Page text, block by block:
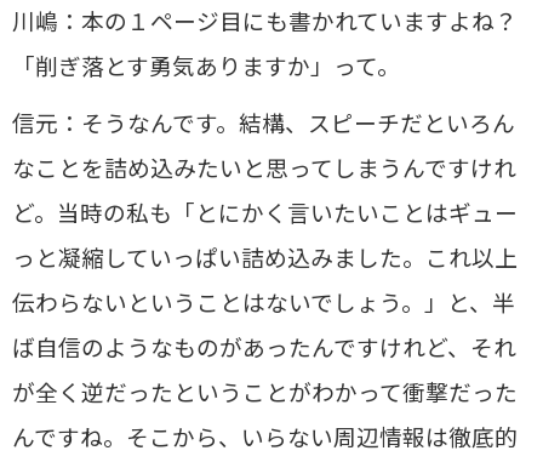
川嶋：本の１ページ目にも書かれていますよね？
「削ぎ落とす勇気ありますか」って。
信元：そうなんです。結構、スピーチだといろん
なことを詰め込みたいと思ってしまうんですけれ
ど。当時の私も「とにかく言いたいことはギュー
っと凝縮していっぱい詰め込みました。これ以上
伝わらないということはないでしょう。」と、半
ば自信のようなものがあったんですけれど、それ
が全く逆だったということがわかって衝撃だった
んですね。そこから、いらない周辺情報は徹底的